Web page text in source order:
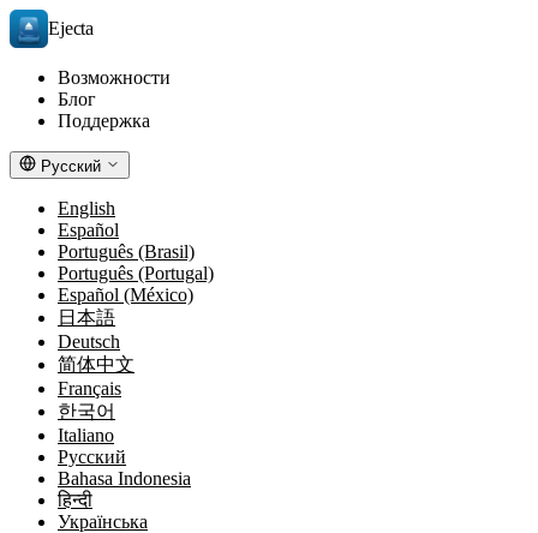
Ejecta
Возможности
Блог
Поддержка
Русский
English
Español
Português (Brasil)
Português (Portugal)
Español (México)
日本語
Deutsch
简体中文
Français
한국어
Italiano
Русский
Bahasa Indonesia
हिन्दी
Українська